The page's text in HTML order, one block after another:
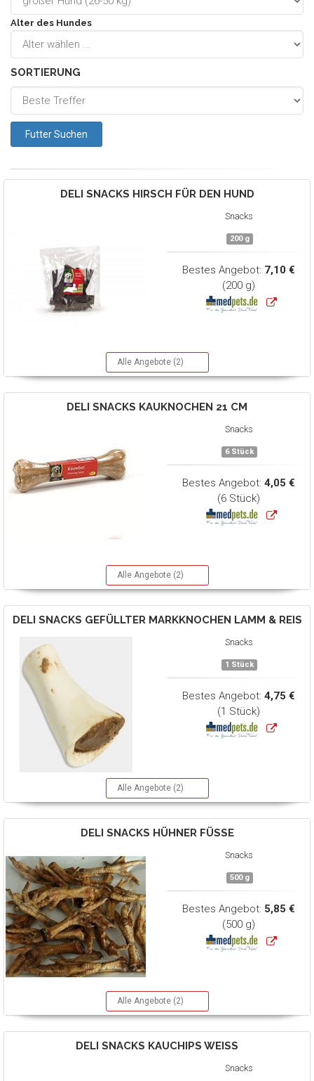
Alter des Hundes
SORTIERUNG
DELI SNACKS HIRSCH FÜR DEN HUND
Snacks
200 g
Bestes Angebot: 7,10 €
(200 g)
Alle Angebote (2)
DELI SNACKS KAUKNOCHEN 21 CM
Snacks
6 Stück
Bestes Angebot: 4,05 €
(6 Stück)
Alle Angebote (2)
DELI SNACKS GEFÜLLTER MARKKNOCHEN LAMM & REIS
Snacks
1 Stück
Bestes Angebot: 4,75 €
(1 Stück)
Alle Angebote (2)
DELI SNACKS HÜHNER FÜSSE
Snacks
500 g
Bestes Angebot: 5,85 €
(500 g)
Alle Angebote (2)
DELI SNACKS KAUCHIPS WEISS
Snacks